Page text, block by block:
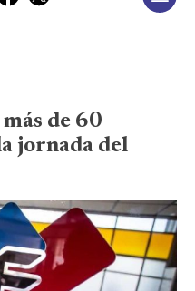
de 60
jornada del